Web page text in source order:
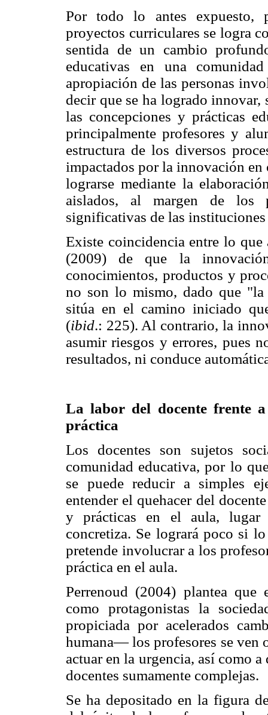
Por todo lo antes expuesto,
proyectos curriculares se logra
sentida de un cambio
educativas en una
apropiación de las personas
decir que se ha logrado
las concepciones y prácticas
principalmente profesores y
estructura de los diversos
impactados por la innovación
lograrse mediante la
aislados, al margen de los
significativas de las
Existe coincidencia entre lo
(2009) de que la
conocimientos, productos y
no son lo mismo, dado que "la
sitúa en el camino iniciado
(ibid.: 225). Al contrario, la
asumir riesgos y errores, pues
resultados, ni conduce
La labor del docente frente
práctica
Los docentes son sujetos
comunidad educativa, por lo
se puede reducir a simples
entender el quehacer del
y prácticas en el aula, lugar
concretiza. Se logrará poco si
pretende involucrar a los
práctica en el aula.
Perrenoud (2004) plantea
como protagonistas la
propiciada por acelerados
humana— los profesores se ven
actuar en la urgencia, así como
docentes sumamente complejas.
Se ha depositado en la figura